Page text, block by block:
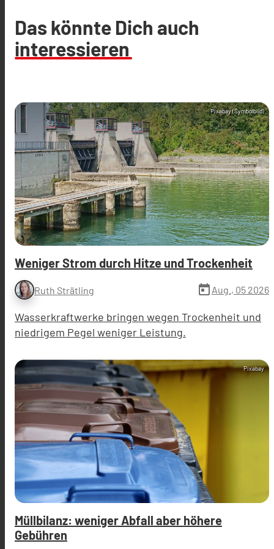
Das könnte Dich auch
interessieren
Pixabay (Symbolbild)
Weniger Strom durch Hitze und Trockenheit
Ruth Strätling today Aug., 05 2026
Wasserkraftwerke bringen wegen Trockenheit und
niedrigem Pegel weniger Leistung.
Pixabay
Müllbilanz: weniger Abfall aber höhere
Gebühren